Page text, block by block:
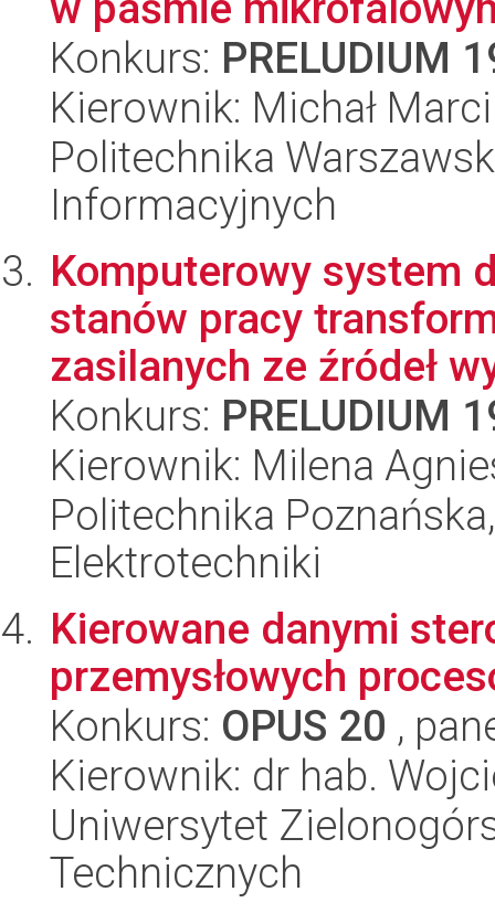
Konkurs: PRELUDIUM
Kierownik: Michał
Politechnika
Informacyjnych
Komputerowy system
stanów pracy
zasilanych ze źródeł
Konkurs: PRELUDIUM
Kierownik: Milena
Politechnika
Elektrotechniki
Kierowane danymi
przemysłowych
Konkurs: OPUS 20 ,
Kierownik: dr hab.
Uniwersytet
Technicznych